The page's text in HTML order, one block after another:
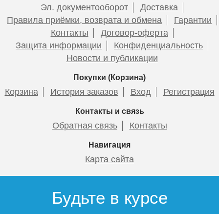
Эл. документооборот
Доставка
Правила приёмки, возврата и обмена
Гарантии
Контакты
Договор-оферта
Защита информации
Конфиденциальность
Новости и публикации
Покупки (Корзина)
Корзина История заказов Вход Регистрация
Контакты и связь
Обратная связь Контакты
Навигация
Карта сайта
Будьте в курсе